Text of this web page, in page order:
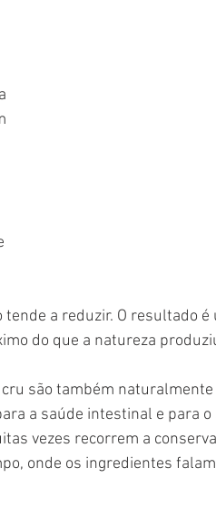
a reduzir. O resultado
do que a natureza
são também
a saúde intestinal e para
vezes recorrem a
onde os ingredientes